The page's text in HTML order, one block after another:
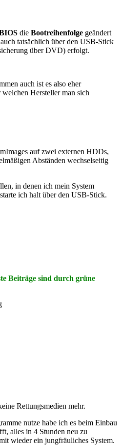
die Bootreihenfolge geändert
tatsächlich über den USB-Stick
über DVD) erfolgt.
auch ist es also eher
Hersteller man sich
auf zwei externen HDDs,
Abständen wechselseitig
in denen ich mein System
ich halt über den USB-Stick.
Beiträge sind durch grüne
Rettungsmedien mehr.
nutze habe ich es beim Einbau
alles in 4 Stunden neu zu
wieder ein jungfräuliches System.